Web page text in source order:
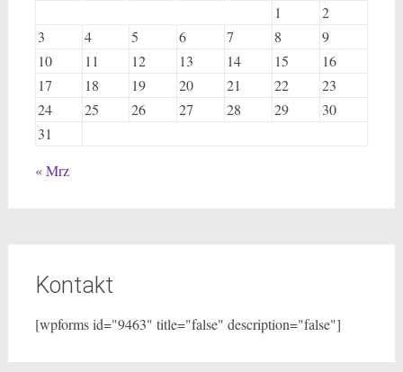
1
2
3
4 5 6 7 8
9
10
11 12 13 14 15
16
17
18 19 20 21 22
23
24
25 26 27 28 29
30
31
« Mrz
Kontakt
[wpforms id="9463" title="false" description="false"]